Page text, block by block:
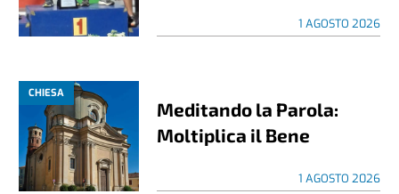
1 AGOSTO 2026
CHIESA
Meditando la Parola:
Moltiplica il Bene
1 AGOSTO 2026